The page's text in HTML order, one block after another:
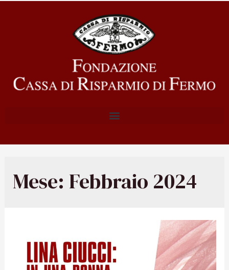
Mese: Febbraio 2024